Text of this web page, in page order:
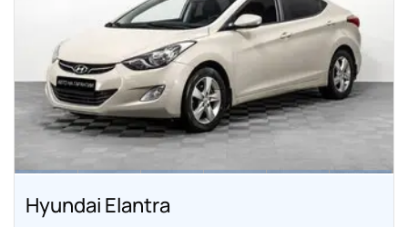
Hyundai Elantra